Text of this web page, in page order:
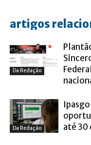
artigos
Da Redação
Da Redação
até 30